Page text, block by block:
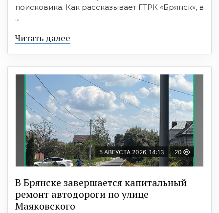
поисковика. Как рассказывает ГТРК «Брянск», в
...
Читать далее
5 АВГУСТА 2026, 14:13 20
В Брянске завершается капитальный
ремонт автодороги по улице
Маяковского